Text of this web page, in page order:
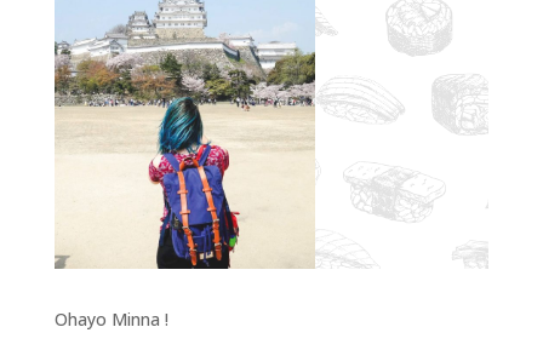
Ohayo Minna !